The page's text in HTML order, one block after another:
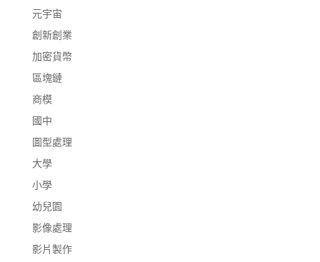
元宇宙
創新創業
加密貨幣
區塊鏈
商模
國中
圖型處理
大學
小學
幼兒園
影像處理
影片製作